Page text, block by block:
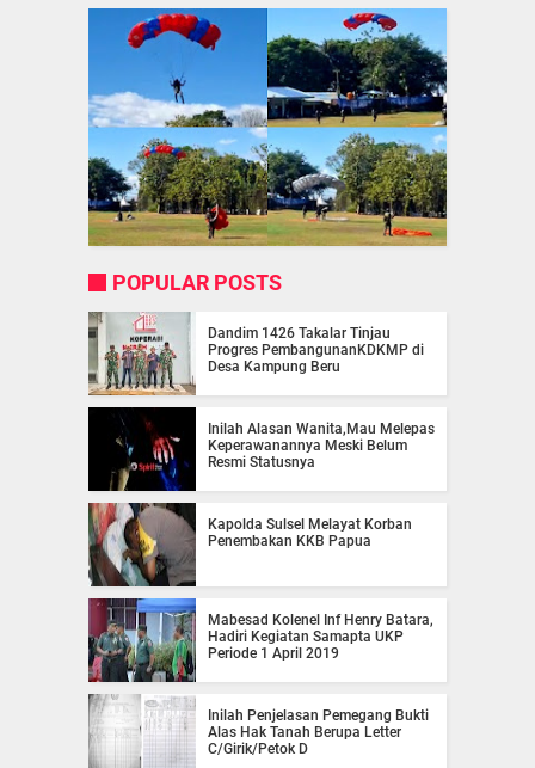
POPULAR POSTS
Dandim 1426 Takalar Tinjau
Progres PembangunanKDKMP di
Desa Kampung Beru
Inilah Alasan Wanita,Mau Melepas
Keperawanannya Meski Belum
Resmi Statusnya
Kapolda Sulsel Melayat Korban
Penembakan KKB Papua
Mabesad Kolenel Inf Henry Batara,
Hadiri Kegiatan Samapta UKP
Periode 1 April 2019
Inilah Penjelasan Pemegang Bukti
Alas Hak Tanah Berupa Letter
C/Girik/Petok D